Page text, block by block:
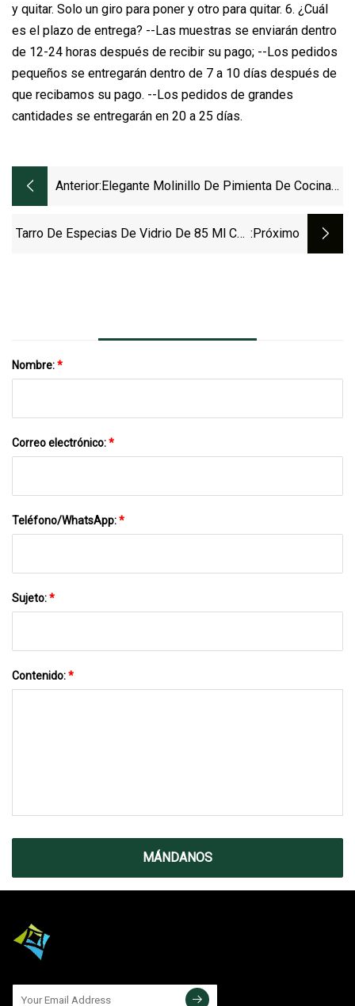
y quitar. Solo un giro para poner y otro para quitar. 6. ¿Cuál
es el plazo de entrega? --Las muestras se enviarán dentro
de 12-24 horas después de recibir su pago; --Los pedidos
pequeños se entregarán dentro de 7 a 10 días después de
que recibamos su pago. --Los pedidos de grandes
cantidades se entregarán en 20 a 25 días.
Anterior: Elegante Molinillo De Pimienta De Cocina
Tarro De Especias De Vidrio De 85 Ml Con :próximo
Nombre:*
Correo electrónico:*
Teléfono/WhatsApp:*
Sujeto:*
Contenido:*
MÁNDANOS